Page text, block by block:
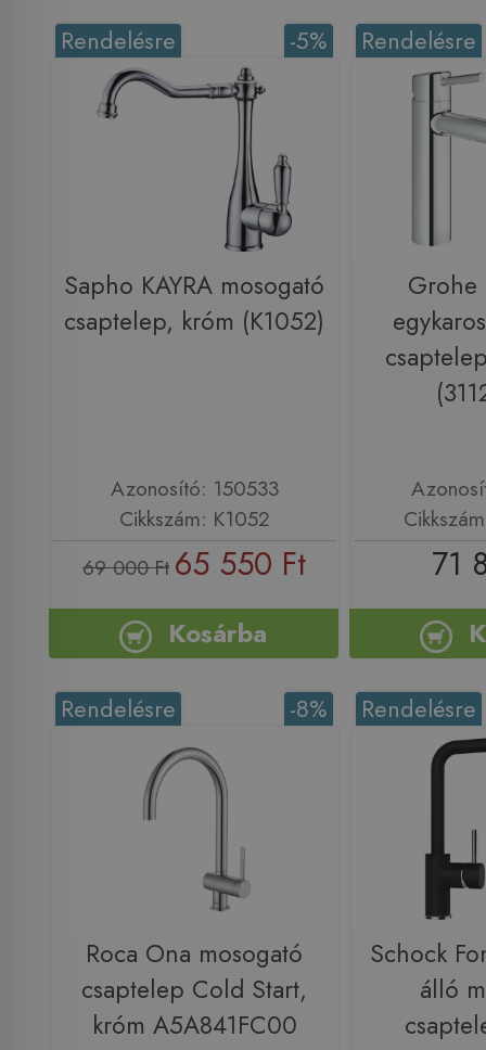
-5%
Rendelésre
Sapho KAYRA mosogató
csaptelep, króm (K1052)
Azonosító: 150533
Cikkszám: K1052
69 000 Ft 65 550 Ft
Kosárba
Rendelésre
Grohe
71
-8%
Rendelésre
Roca Ona mosogató
csaptelep Cold Start,
króm A5A841FC00
Rendelésre
Schock
álló